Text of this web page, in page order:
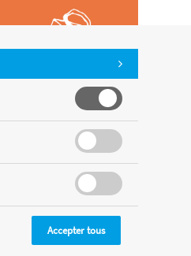
Accepter tous